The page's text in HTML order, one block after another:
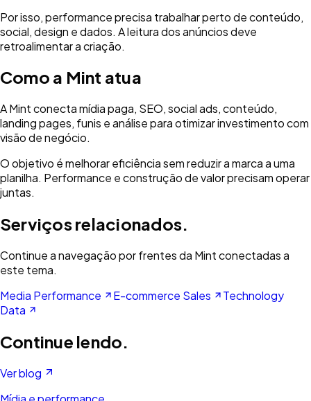
Por isso, performance precisa trabalhar perto de conteúdo,
social, design e dados. A leitura dos anúncios deve
retroalimentar a criação.
Como a Mint atua
A Mint conecta mídia paga, SEO, social ads, conteúdo,
landing pages, funis e análise para otimizar investimento com
visão de negócio.
O objetivo é melhorar eficiência sem reduzir a marca a uma
planilha. Performance e construção de valor precisam operar
juntas.
Serviços relacionados.
Continue a navegação por frentes da Mint conectadas a
este tema.
Media Performance
E-commerce Sales
Technology
Data
Continue lendo.
Ver blog